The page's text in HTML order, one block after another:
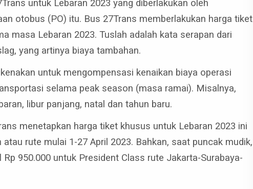
untuk Lebaran 2023 yang diberlakukan oleh
otobus (PO) itu. Bus 27Trans memberlakukan harga tiket
masa Lebaran 2023. Tuslah adalah kata serapan dari
yang artinya biaya tambahan.
untuk mengompensasi kenaikan biaya operasi
selama peak season (masa ramai). Misalnya,
libur panjang, natal dan tahun baru.
menetapkan harga tiket khusus untuk Lebaran 2023 ini
rute mulai 1-27 April 2023. Bahkan, saat puncak mudik,
950.000 untuk President Class rute Jakarta-Surabaya-